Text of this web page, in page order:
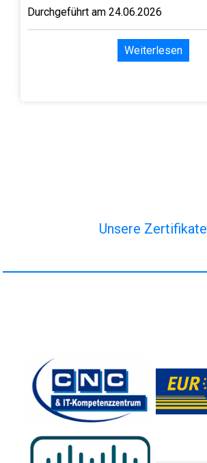
Durchgeführt am 24.06.2026
Weiterlesen
Unsere Zertifikate